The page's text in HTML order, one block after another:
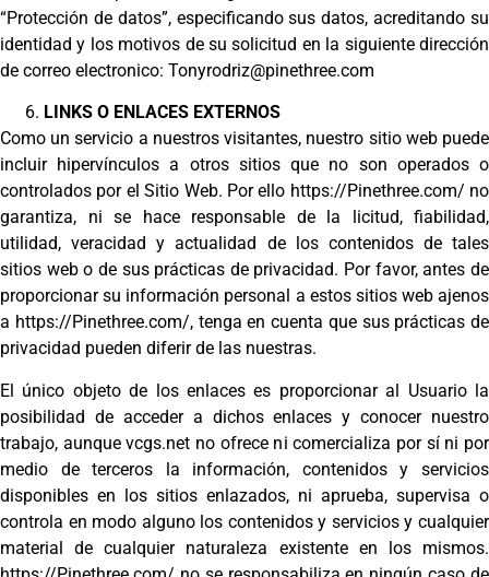
“Protección de datos”, especificando sus datos, acreditando su
identidad y los motivos de su solicitud en la siguiente dirección
de correo electronico: Tonyrodriz@pinethree.com
LINKS O ENLACES EXTERNOS
Como un servicio a nuestros visitantes, nuestro sitio web puede
incluir hipervínculos a otros sitios que no son operados o
controlados por el Sitio Web. Por ello https://Pinethree.com/ no
garantiza, ni se hace responsable de la licitud, fiabilidad,
utilidad, veracidad y actualidad de los contenidos de tales
sitios web o de sus prácticas de privacidad. Por favor, antes de
proporcionar su información personal a estos sitios web ajenos
a https://Pinethree.com/, tenga en cuenta que sus prácticas de
privacidad pueden diferir de las nuestras.
El único objeto de los enlaces es proporcionar al Usuario la
posibilidad de acceder a dichos enlaces y conocer nuestro
trabajo, aunque vcgs.net no ofrece ni comercializa por sí ni por
medio de terceros la información, contenidos y servicios
disponibles en los sitios enlazados, ni aprueba, supervisa o
controla en modo alguno los contenidos y servicios y cualquier
material de cualquier naturaleza existente en los mismos.